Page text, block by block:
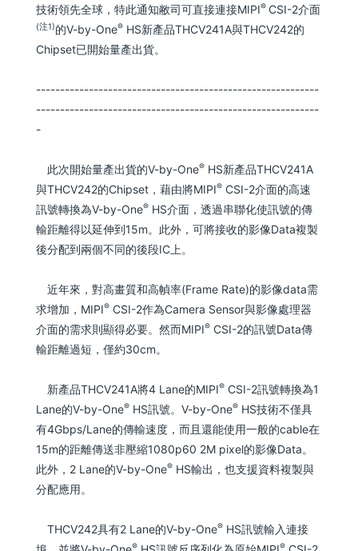
技術領先全球，特此通知敝司可直接連接MIPI® CSI-2介面
(注1)的V-by-One® HS新產品THCV241A與THCV242的
Chipset已開始量產出貨。
-----------------------------------------------------------
-----------------------------------------------------------
-
此次開始量產出貨的V-by-One® HS新產品THCV241A
與THCV242的Chipset，藉由將MIPI® CSI-2介面的高速
訊號轉換為V-by-One® HS介面，透過串聯化使訊號的傳
輸距離得以延伸到15m。此外，可將接收的影像Data複製
後分配到兩個不同的後段IC上。
近年來，對高畫質和高幀率(Frame Rate)的影像data需
求增加，MIPI® CSI-2作為Camera Sensor與影像處理器
介面的需求則顯得必要。然而MIPI® CSI-2的訊號Data傳
輸距離過短，僅約30cm。
新產品THCV241A將4 Lane的MIPI® CSI-2訊號轉換為1
Lane的V-by-One® HS訊號。V-by-One® HS技術不僅具
有4Gbps/Lane的傳輸速度，而且還能使用一般的cable在
15m的距離傳送非壓縮1080p60 2M pixel的影像Data。
此外，2 Lane的V-by-One® HS輸出，也支援資料複製與
分配應用。
THCV242具有2 Lane的V-by-One® HS訊號輸入連接
® ®